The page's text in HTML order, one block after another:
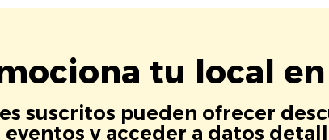
tu local
suscritos pueden ofrecer
y acceder a datos